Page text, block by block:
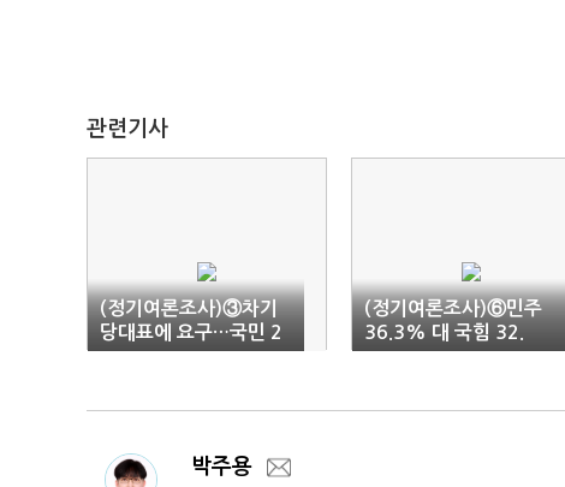
관련기사
(정기여론조사)③차기
당대표에 요구…국민 2
4.8%만 "정부 성공 뒷
(정기여론조사)⑥민주
36.3% 대 국힘 32.
5% 대 조국 10.1%
박주용